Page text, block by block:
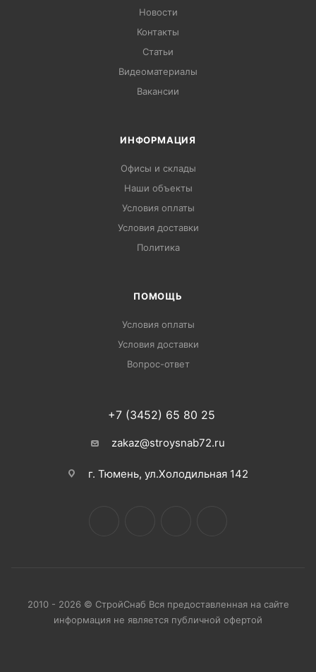
Новости
Контакты
Статьи
Видеоматериалы
Вакансии
ИНФОРМАЦИЯ
Офисы и склады
Наши объекты
Условия оплаты
Условия доставки
Политика
ПОМОЩЬ
Условия оплаты
Условия доставки
Вопрос-ответ
+7 (3452) 65 80 25
zakaz@stroysnab72.ru
г. Тюмень, ул.Холодильная 142
2010 - 2026 © СтройСнаб Вся предоставленная на сайте
информация не является публичной офертой